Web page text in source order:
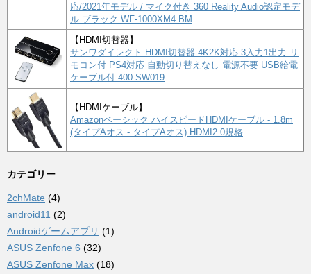
応/2021年モデル / マイク付き 360 Reality Audio認定モデ
ル ブラック WF-1000XM4 BM
【HDMI切替器】
サンワダイレクト HDMI切替器 4K2K対応 3入力1出力 リ
モコン付 PS4対応 自動切り替えなし 電源不要 USB給電
ケーブル付 400-SW019
【HDMIケーブル】
Amazonベーシック ハイスピードHDMIケーブル - 1.8m
(タイプAオス - タイプAオス) HDMI2.0規格
カテゴリー
2chMate (4)
android11 (2)
Androidゲームアプリ (1)
ASUS Zenfone 6 (32)
ASUS Zenfone Max (18)